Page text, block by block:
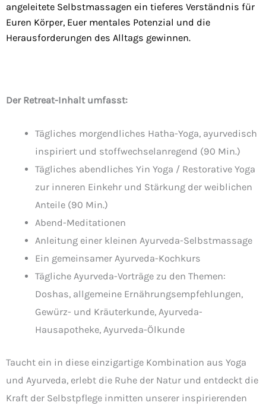
angeleitete Selbstmassagen ein tieferes Verständnis für
Euren Körper, Euer mentales Potenzial und die
Herausforderungen des Alltags gewinnen.
Der Retreat-Inhalt umfasst:
Tägliches morgendliches Hatha-Yoga, ayurvedisch
inspiriert und stoffwechselanregend (90 Min.)
Tägliches abendliches Yin Yoga / Restorative Yoga
zur inneren Einkehr und Stärkung der weiblichen
Anteile (90 Min.)
Abend-Meditationen
Anleitung einer kleinen Ayurveda-Selbstmassage
Ein gemeinsamer Ayurveda-Kochkurs
Tägliche Ayurveda-Vorträge zu den Themen:
Doshas, allgemeine Ernährungsempfehlungen,
Gewürz- und Kräuterkunde, Ayurveda-
Hausapotheke, Ayurveda-Ölkunde
Taucht ein in diese einzigartige Kombination aus Yoga
und Ayurveda, erlebt die Ruhe der Natur und entdeckt die
Kraft der Selbstpflege inmitten unserer inspirierenden